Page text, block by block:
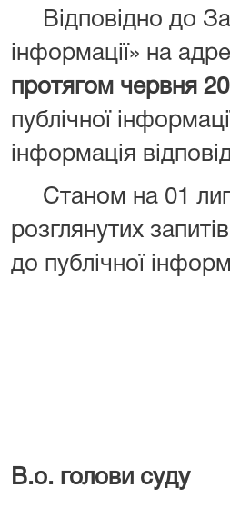
Відповідно до
інформації» на
протягом червня
публічної
інформація
Станом на 01
розглянутих
до публічної
В.о.